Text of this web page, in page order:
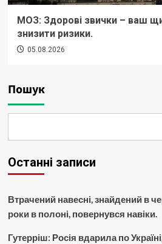
МОЗ: Здорові звички – ваш
знизити ризики.
05.08.2026
Пошук
Останні записи
Втрачений навесні, знайдений в
роки в полоні, повернувся навіки.
Гутерріш: Росія вдарила по